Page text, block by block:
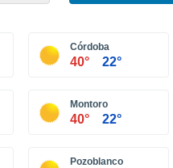
Córdoba
40° 22°
Montoro
40° 22°
Pozoblanco